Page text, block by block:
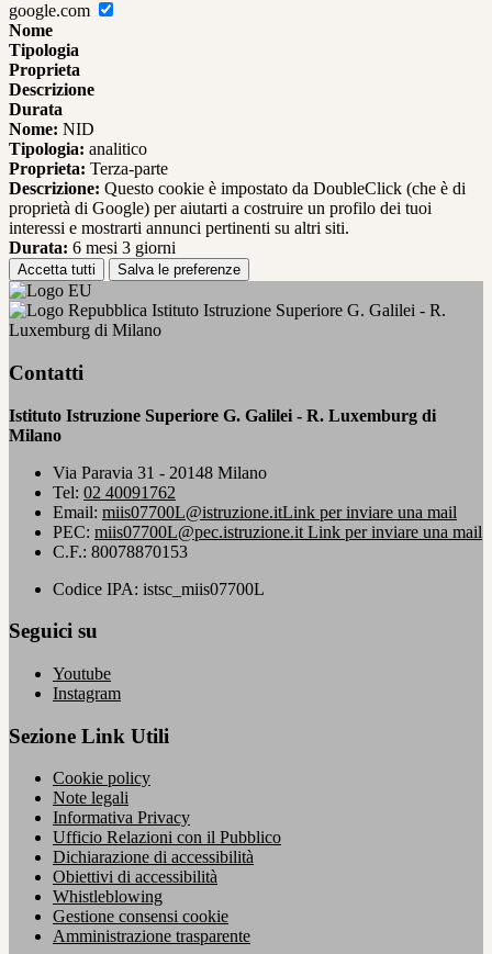
google.com
Nome
Tipologia
Proprieta
Descrizione
Durata
Nome: NID
Tipologia: analitico
Proprieta: Terza-parte
Descrizione: Questo cookie è impostato da DoubleClick (che è di
proprietà di Google) per aiutarti a costruire un profilo dei tuoi
interessi e mostrarti annunci pertinenti su altri siti.
Durata: 6 mesi 3 giorni
Accetta tutti Salva le preferenze
Istituto Istruzione Superiore G. Galilei - R.
Luxemburg di Milano
Contatti
Istituto Istruzione Superiore G. Galilei - R. Luxemburg di
Milano
Via Paravia 31 - 20148 Milano
Tel: 02 40091762
Email: miis07700L@istruzione.itLink per inviare una mail
PEC: miis07700L@pec.istruzione.it Link per inviare una mail
C.F.: 80078870153
Codice IPA: istsc_miis07700L
Seguici su
Youtube
Instagram
Sezione Link Utili
Cookie policy
Note legali
Informativa Privacy
Ufficio Relazioni con il Pubblico
Dichiarazione di accessibilità
Obiettivi di accessibilità
Whistleblowing
Gestione consensi cookie
Amministrazione trasparente